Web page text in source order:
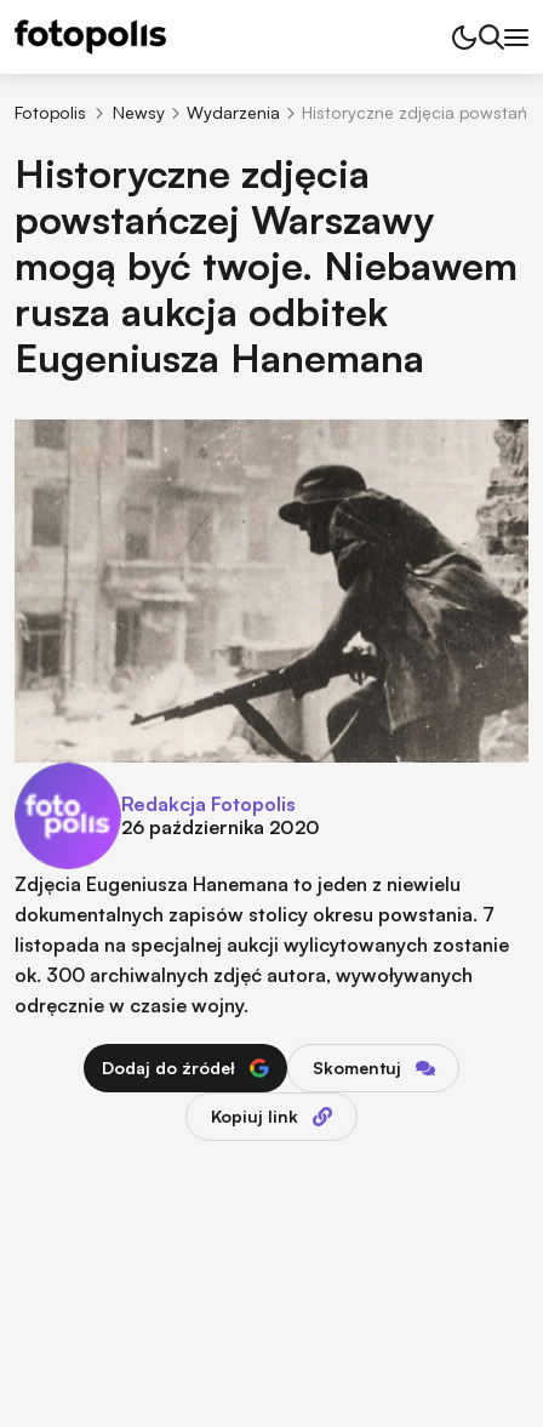
Fotopolis Newsy Wydarzenia Historyczne zdjęcia
Historyczne zdjęcia
powstańczej Warszawy
mogą być twoje. Niebawem
rusza aukcja odbitek
Eugeniusza Hanemana
Redakcja Fotopolis
26 października 2020
Zdjęcia Eugeniusza Hanemana to jeden z niewielu
dokumentalnych zapisów stolicy okresu powstania. 7
listopada na specjalnej aukcji wylicytowanych zostanie
ok. 300 archiwalnych zdjęć autora, wywoływanych
odręcznie w czasie wojny.
Dodaj do źródeł Skomentuj
Kopiuj link